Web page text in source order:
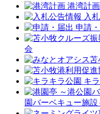
港湾計画
入
申請
会
キ
園バーベキュー施設